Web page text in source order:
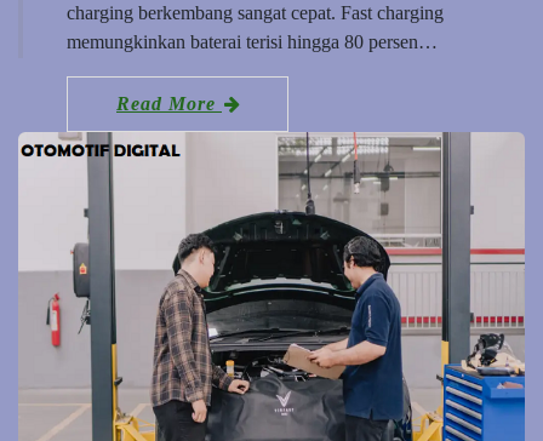
charging berkembang sangat cepat. Fast charging
memungkinkan baterai terisi hingga 80 persen…
Read More